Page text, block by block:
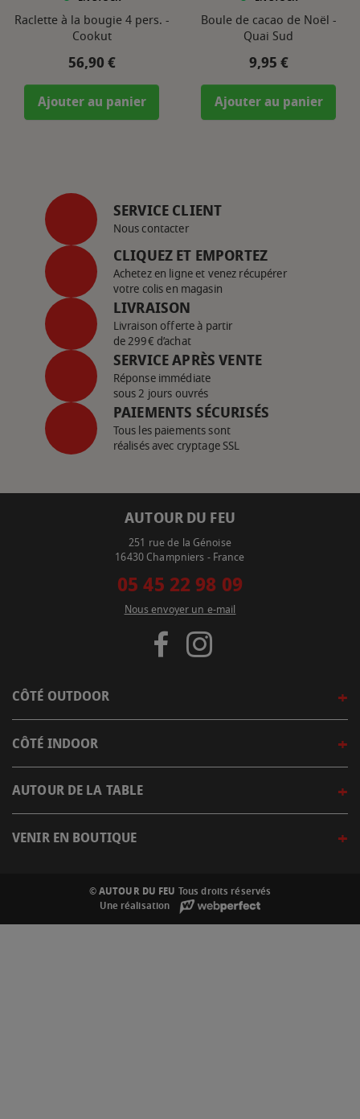
Raclette à la bougie 4 pers. -
Cookut
Prix
56,90 €
Ajouter au panier
Boule de cacao de Noël -
Quai Sud
Prix
9,95 €
Ajouter au panier
SERVICE CLIENT
Nous contacter
CLIQUEZ ET EMPORTEZ
Achetez en ligne et venez récupérer
votre colis en magasin
LIVRAISON
Livraison offerte à partir
de 299€ d’achat
SERVICE APRÈS VENTE
Réponse immédiate
sous 2 jours ouvrés
PAIEMENTS SÉCURISÉS
Tous les paiements sont
réalisés avec cryptage SSL
AUTOUR DU FEU
251 rue de la Génoise
16430 Champniers - France
05 45 22 98 09
Nous envoyer un e-mail
CÔTÉ OUTDOOR
CÔTÉ INDOOR
AUTOUR DE LA TABLE
VENIR EN BOUTIQUE
© AUTOUR DU FEU Tous droits réservés
Une réalisation